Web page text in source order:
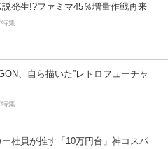
発生!?ファミマ45％増量作戦再来
特集
、自ら描いた”レトロフューチャ
特集
ー社員が推す「10万円台」神コスパ